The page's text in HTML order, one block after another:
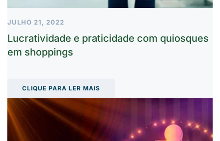
JULHO 21, 2022
Lucratividade e praticidade com quiosques
em shoppings
CLIQUE PARA LER MAIS